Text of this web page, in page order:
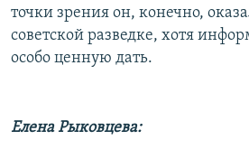
точки зрения он, конечно,
советской разведке, хотя
особо ценную дать.
Елена Рыковцева: